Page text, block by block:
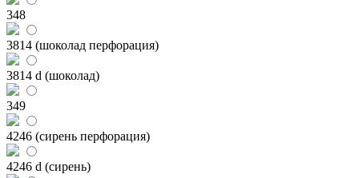
348
3814 (шоколад перфорация)
3814 d (шоколад)
349
4246 (сирень перфорация)
4246 d (сирень)